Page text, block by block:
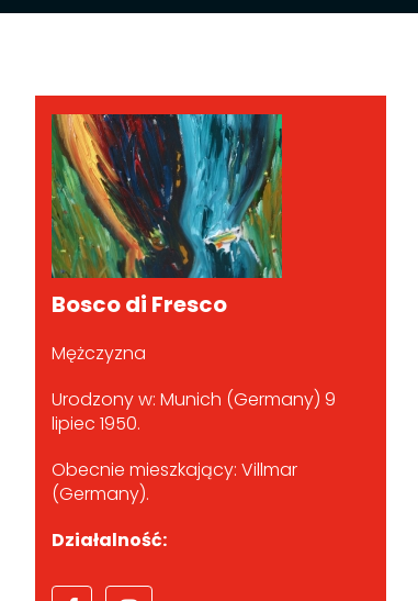
Bosco di Fresco
Mężczyzna
Urodzony w: Munich (Germany) 9
lipiec 1950.
Obecnie mieszkający: Villmar
(Germany).
Działalność: